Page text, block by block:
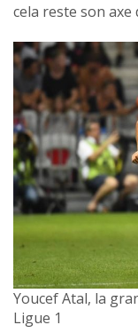
cela reste son
Youcef Atal, la
Ligue 1